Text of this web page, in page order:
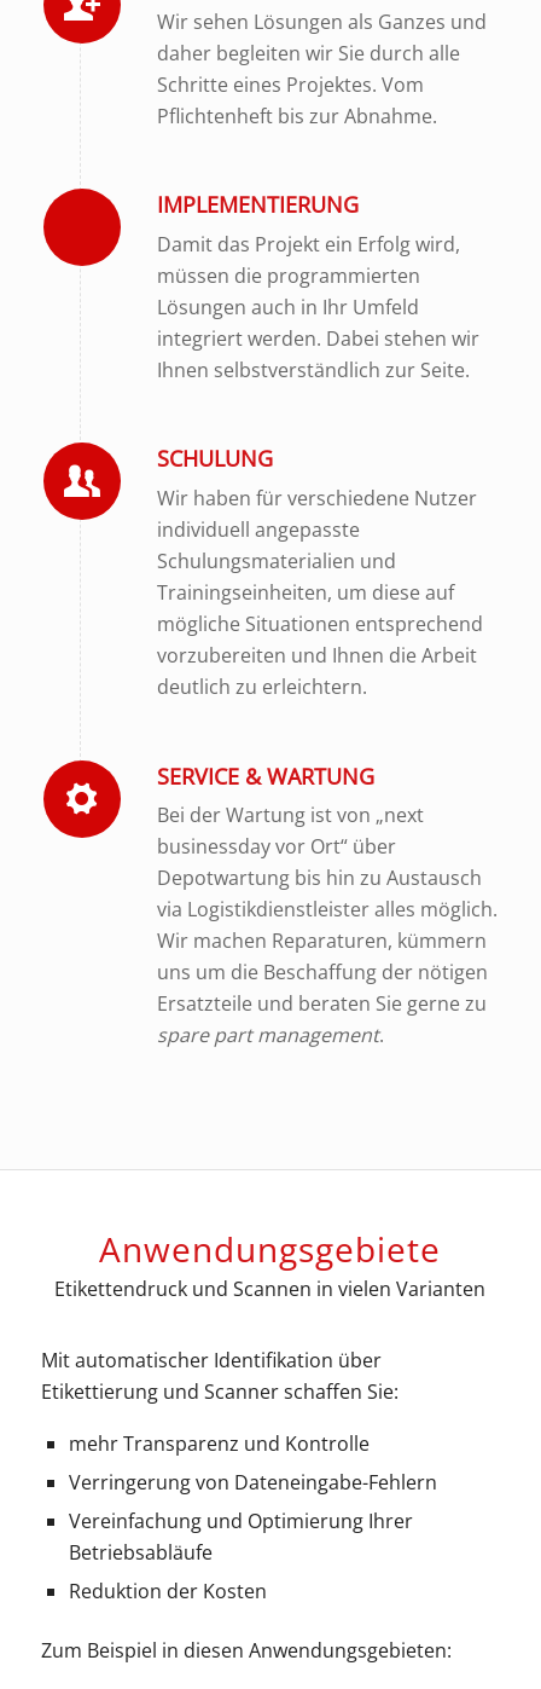
Wir sehen Lösungen als Ganzes und
daher begleiten wir Sie durch alle
Schritte eines Projektes. Vom
Pflichtenheft bis zur Abnahme.
IMPLEMENTIERUNG
Damit das Projekt ein Erfolg wird,
müssen die programmierten
Lösungen auch in Ihr Umfeld
integriert werden. Dabei stehen wir
Ihnen selbstverständlich zur Seite.
SCHULUNG
Wir haben für verschiedene Nutzer
individuell angepasste
Schulungsmaterialien und
Trainingseinheiten, um diese auf
mögliche Situationen entsprechend
vorzubereiten und Ihnen die Arbeit
deutlich zu erleichtern.
SERVICE & WARTUNG
Bei der Wartung ist von „next
businessday vor Ort“ über
Depotwartung bis hin zu Austausch
via Logistikdienstleister alles möglich.
Wir machen Reparaturen, kümmern
uns um die Beschaffung der nötigen
Ersatzteile und beraten Sie gerne zu
spare part management.
Anwendungsgebiete
Etikettendruck und Scannen in vielen Varianten
Mit automatischer Identifikation über
Etikettierung und Scanner schaffen Sie:
mehr Transparenz und Kontrolle
Verringerung von Dateneingabe-Fehlern
Vereinfachung und Optimierung Ihrer
Betriebsabläufe
Reduktion der Kosten
Zum Beispiel in diesen Anwendungsgebieten: